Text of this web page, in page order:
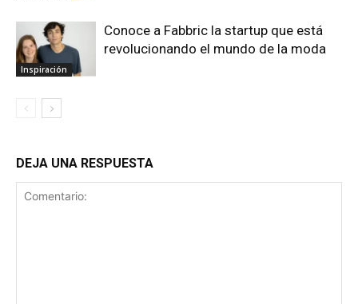
Inspiración
Conoce a Fabbric la startup que está
revolucionando el mundo de la moda
DEJA UNA RESPUESTA